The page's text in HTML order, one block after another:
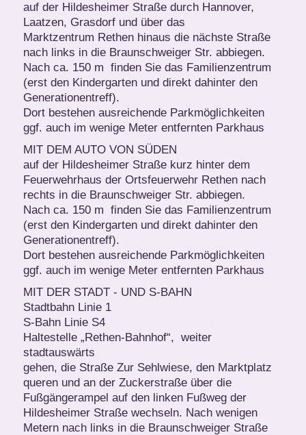
auf der Hildesheimer Straße durch Hannover,
Laatzen, Grasdorf und über das
Marktzentrum Rethen hinaus die nächste Straße
nach links in die Braunschweiger Str. abbiegen.
Nach ca. 150 m finden Sie das Familienzentrum
(erst den Kindergarten und direkt dahinter den
Generationentreff).
Dort bestehen ausreichende Parkmöglichkeiten
ggf. auch im wenige Meter entfernten Parkhaus
MIT DEM AUTO VON SÜDEN
auf der Hildesheimer Straße kurz hinter dem
Feuerwehrhaus der Ortsfeuerwehr Rethen nach
rechts in die Braunschweiger Str. abbiegen.
Nach ca. 150 m finden Sie das Familienzentrum
(erst den Kindergarten und direkt dahinter den
Generationentreff).
Dort bestehen ausreichende Parkmöglichkeiten
ggf. auch im wenige Meter entfernten Parkhaus
MIT DER STADT - UND S-BAHN
Stadtbahn Linie 1
S-Bahn Linie S4
Haltestelle „Rethen-Bahnhof“, weiter
stadtauswärts
gehen, die Straße Zur Sehlwiese, den Marktplatz
queren und an der Zuckerstraße über die
Fußgängerampel auf den linken Fußweg der
Hildesheimer Straße wechseln. Nach wenigen
Metern nach links in die Braunschweiger Straße